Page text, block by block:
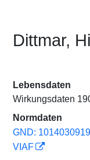
Dittmar,
Lebensdaten
Wirkungsdaten
Normdaten
GND: 1014030919
VIAF